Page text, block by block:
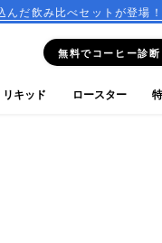
トが登場！
無料でコーヒー診断
リキッド ロースター